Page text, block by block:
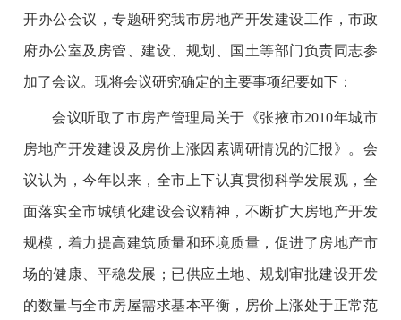
开办公会议，专题研究我市房地产开发建设工作，市政
府办公室及房管、建设、规划、国土等部门负责同志参
加了会议。现将会议研究确定的主要事项纪要如下：
会议听取了市房产管理局关于《张掖市2010年城市
房地产开发建设及房价上涨因素调研情况的汇报》。会
议认为，今年以来，全市上下认真贯彻科学发展观，全
面落实全市城镇化建设会议精神，不断扩大房地产开发
规模，着力提高建筑质量和环境质量，促进了房地产市
场的健康、平稳发展；已供应土地、规划审批建设开发
的数量与全市房屋需求基本平衡，房价上涨处于正常范